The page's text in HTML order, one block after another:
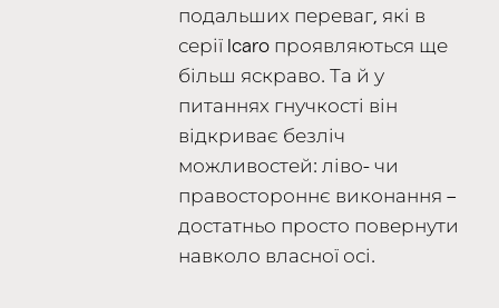
подальших переваг, які в
серії Icaro проявляються ще
більш яскраво. Та й у
питаннях гнучкості він
відкриває безліч
можливостей: ліво- чи
правостороннє виконання –
достатньо просто повернути
навколо власної осі.